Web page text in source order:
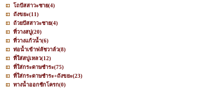
โถปัสสาวะชาย(4)
ถังขยะ(11)
ถ้วยปัสสาวะชาย(4)
ที่วางสบู่(20)
ที่วางแก้วน้ำ(6)
ท่อน้ำเข้าฟลัชวาล์ว(8)
ที่ใส่สบู่เหลว(12)
ที่ใส่กระดาษชำระ(75)
ที่ใส่กระดาษชำระ+ถังขยะ(23)
ทางน้ำออกชักโครก(0)